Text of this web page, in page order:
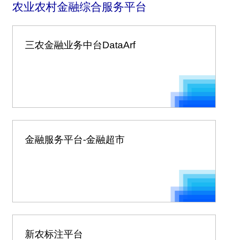
农业农村金融综合服务平台
三农金融业务中台DataArf
金融服务平台-金融超市
新农标注平台